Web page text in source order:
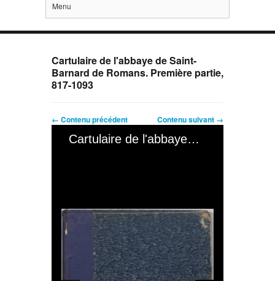
Menu
Cartulaire de l'abbaye de Saint-
Barnard de Romans. Première partie,
817-1093
← Contenu précédent Contenu suivant →